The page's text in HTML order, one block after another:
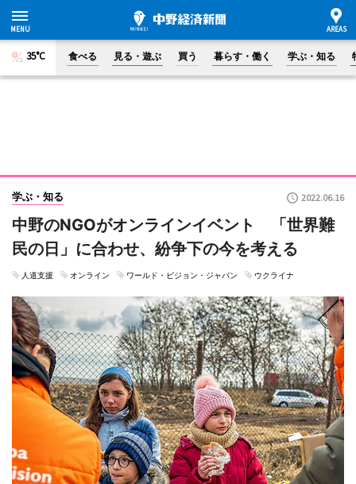
35°C 食べる 見る・遊ぶ 買う 暮らす・働く 学ぶ・知る
学ぶ・知る 2022.06.16
中野のNGOがオンラインイベント 「世界難
民の日」に合わせ、紛争下の今を考える
人道支援 オンライン ワールド・ビジョン・ジャパン ウクライナ